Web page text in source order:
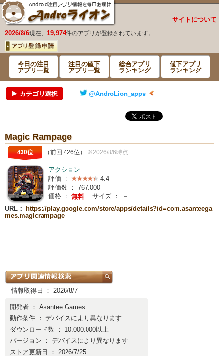
サイトについて
2026/8/6現在、 19,974件のアプリが登録されています。
今日の注目
アプリ一覧
注目の値下
アプリ一覧
総合アプリ
ランキング
値下アプリ
ランキング
▶ カテゴリ選択 @AndroLion_apps
Magic Rampage
430位 （前回 426位） ※2026/8/6時点
アクション
評価 ：
4.4
評価数 ： 767,000
価格 ： 無料 サイズ ：
－
URL：
https://play.google.com/store/apps/details?id=com.asanteega
mes.magicrampage
情報取得日 ： 2026/8/7
開発者 ： Asantee Games
動作条件 ： デバイスにより異なります
ダウンロード数 ： 10,000,000以上
バージョン ： デバイスにより異なります
ストア更新日 ： 2026/7/25